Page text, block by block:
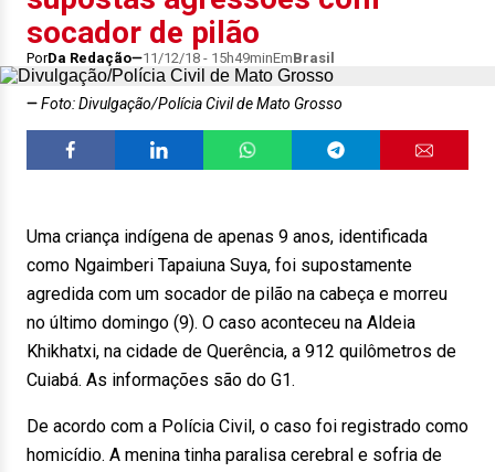
socador de pilão
PorDa Redação 11/12/18 - 15h49minEmBrasil
Foto: Divulgação/Polícia Civil de Mato Grosso
Uma criança indígena de apenas 9 anos, identificada
como Ngaimberi Tapaiuna Suya, foi supostamente
agredida com um socador de pilão na cabeça e morreu
no último domingo (9). O caso aconteceu na Aldeia
Khikhatxi, na cidade de Querência, a 912 quilômetros de
Cuiabá. As informações são do G1.
De acordo com a Polícia Civil, o caso foi registrado como
homicídio. A menina tinha paralisa cerebral e sofria de